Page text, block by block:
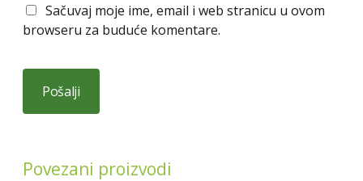
Sačuvaj moje ime, email i web stranicu u ovom
browseru za buduće komentare.
Povezani proizvodi